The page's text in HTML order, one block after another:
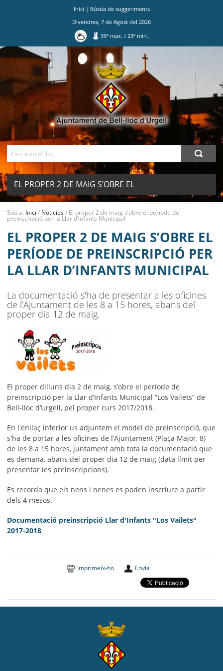
Inici | Bústia de suggeriments
Divendres 7 de Agost del 2026
39º max./ 23º min.
EL PROPER 2 DE MAIG S’OBRE EL
PERÍODE DE PREINSCRIPCIÓ PER LA
LLAR D’INFANTS MUNICIPAL
AJUNTAMENT
MUNICIPI
SEU ELECTRÒNICA
BELL-LLOC SOLUCIONA
Sou a: Inici / Noticies/ El proper 2 de maig s’obre el període de
preinscripció per la Llar d’Infants Municipal
EL PROPER 2 DE MAIG S’OBRE EL
PERÍODE DE PREINSCRIPCIÓ PER
LA LLAR D’INFANTS MUNICIPAL
La documentació s'ha de presentar a les oficines
de l’Ajuntament de les 8 a 15 hores, abans del
proper dia 12 de maig.
El proper dilluns dia 2 de maig, s’obre el període de
preinscripció per la Llar d’Infants Municipal “Los Vailets” de
Bell-lloc d’Urgell, pel proper curs 2017/2018.
En l'enllaç inferior us adjuntem el model de preinscripció, que
s'ha de portar a les oficines de l’Ajuntament (Plaça Major, 8)
de les 8 a 15 hores, juntament amb tota la documentació que
es demana, abans del proper dia 12 de maig (data límit per
presentar les preinscripcions).
Es recorda que els nens i nenes es poden inscriure a partir
dels 4 mesos.
Documentació preinscripció Llar d'Infants "Los Vailets"
2017-2018
Imprimeix-ho Envia